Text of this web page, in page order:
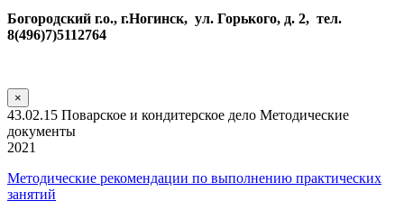
Богородский г.о., г.Ногинск, ул. Горького, д. 2, тел.
8(496)7)5112764
×
43.02.15 Поварское и кондитерское дело Методические
документы
2021
Методические рекомендации по выполнению практических
занятий